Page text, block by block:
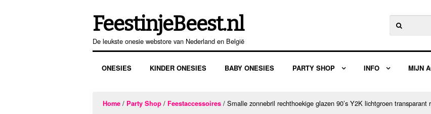
Ga
door
naar
Ga
direct
naar
inhoud
FeestinjeBeest.nl
De leukste onesie webstore van Nederland en België
naar:
ONESIES KINDER ONESIES BABY ONESIES PARTY SHOP INFO MIJN
Home / Party Shop / Feestaccessoires / Smalle zonnebril rechthoekige glazen 90’s Y2K lichtgroen transparant